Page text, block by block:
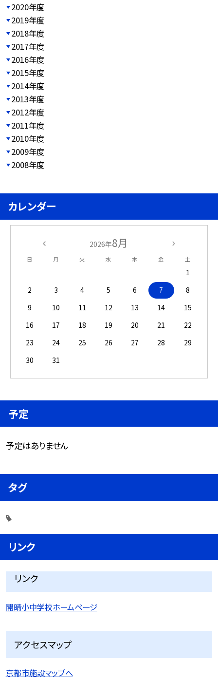
2020年度
2019年度
2018年度
2017年度
2016年度
2015年度
2014年度
2013年度
2012年度
2011年度
2010年度
2009年度
2008年度
カレンダー
2026年8月
日 月 火 水 木 金 土
1
2
3 4 5 6 7
8
9
10 11 12 13 14
15
16
17 18 19 20 21
22
23
24 25 26 27 28
29
30
31
予定
予定はありません
タグ
リンク
リンク
開睛小中学校ホームページ
アクセスマップ
京都市施設マップへ